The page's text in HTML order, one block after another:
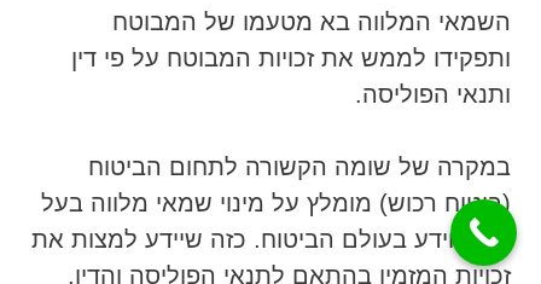
השמאי המלווה בא מטעמו של המבוטח
ותפקידו לממש את זכויות המבוטח על פי דין
ותנאי הפוליסה.
במקרה של שומה הקשורה לתחום הביטוח
(ביטוח רכוש) מומלץ על מינוי שמאי מלווה בעל
ניסיון וידע בעולם הביטוח. כזה שיידע למצות את
זכויות המזמין בהתאם לתנאי הפוליסה והדין.